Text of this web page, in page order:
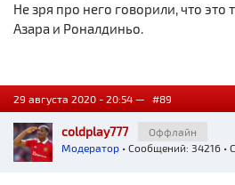
Не зря про него говорили, что это
Азара и Роналдиньо.
29 августа 2020 - 20:54 — #89
coldplay777
Оффлайн
Модератор • Сообщений: 34216 •